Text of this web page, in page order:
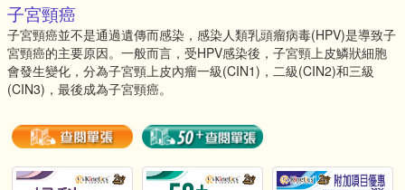
子宮頸癌
子宮頸癌並不是通過遺傳而感染，感染人類乳頭瘤病毒(HPV)是導致子
宮頸癌的主要原因。一般而言，受HPV感染後，子宮頸上皮鱗狀細胞
會發生變化，分為子宮頸上皮內瘤一級(CIN1)，二級(CIN2)和三級
(CIN3)，最後成為子宮頸癌。